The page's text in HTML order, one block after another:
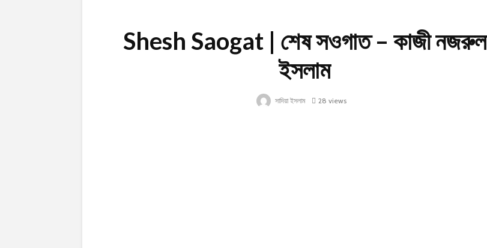
Shesh Saogat | শেষ সওগাত – কাজী নজরুল
ইসলাম
সাদিয়া ইসলাম 28 views